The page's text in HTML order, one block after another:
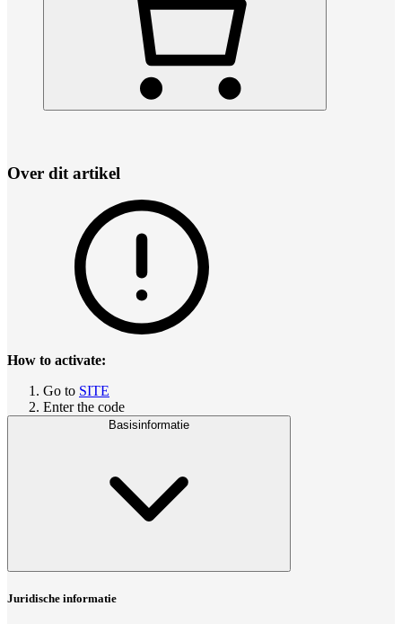
Over dit artikel
How to activate:
Go to SITE
Enter the code
Basisinformatie
Juridische informatie